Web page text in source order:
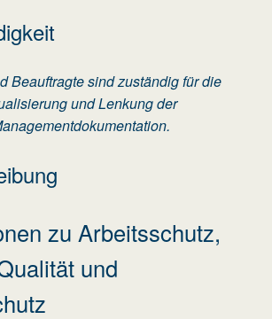
Beauftragte sind zuständig für die
und Lenkung der
zu Arbeitsschutz,
und